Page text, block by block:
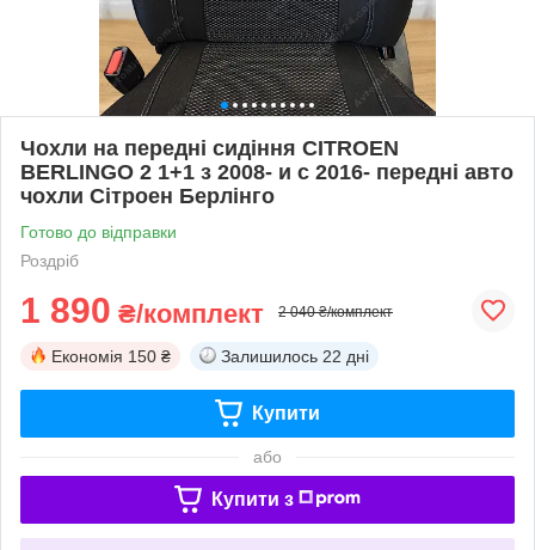
Чохли на передні сидіння CITROEN
BERLINGO 2 1+1 з 2008- и с 2016- передні авто
чохли Сітроен Берлінго
Готово до відправки
Роздріб
1 890 ₴/комплект 2 040 ₴/комплект
Економія 150 ₴ Залишилось 22 дні
Купити
або
Купити з